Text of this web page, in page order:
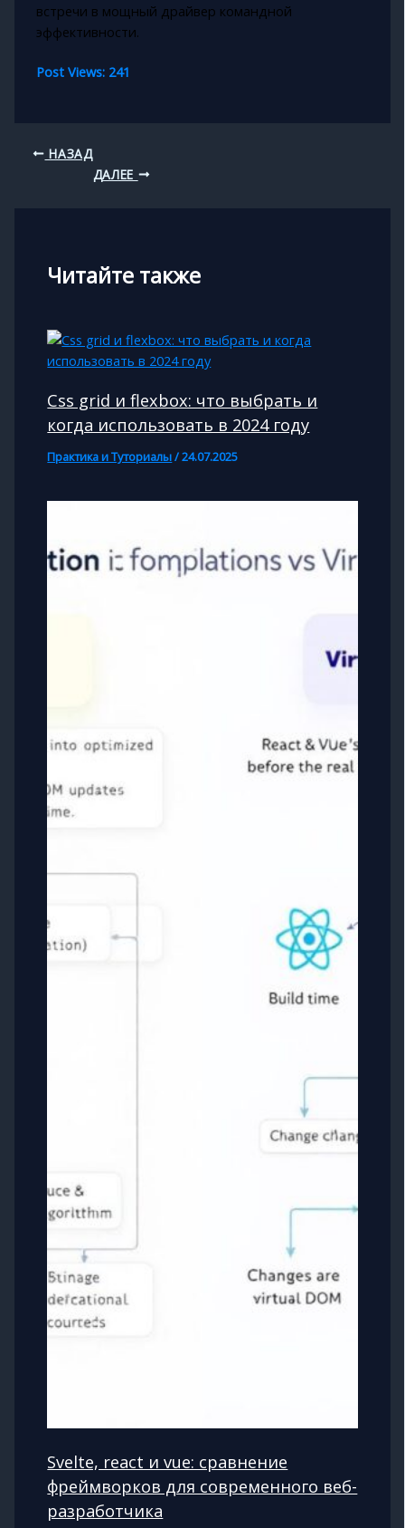
встречи в мощный драйвер командной
эффективности.
Post Views: 241
НАЗАД
ДАЛЕЕ
Читайте также
Css grid и flexbox: что выбрать и
когда использовать в 2024 году
Практика и Туториалы/24.07.2025
Svelte, react и vue: сравнение
фреймворков для современного веб-
разработчика